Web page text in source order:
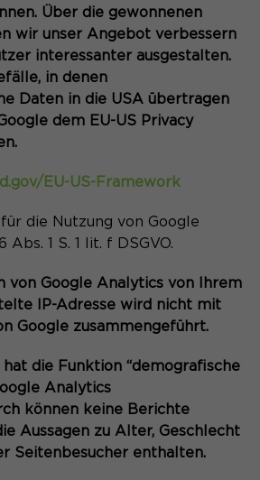
Über die gewonnenen
wir unser Angebot verbessern
interessanter ausgestalten.
in denen
Daten in die USA übertragen
dem EU-US Privacy
EU-US-Framework
die Nutzung von Google
1 S. 1 lit. f DSGVO.
von Google Analytics von Ihrem
IP-Adresse wird nicht mit
Google zusammengeführt.
die Funktion “demografische
Analytics
können keine Berichte
Aussagen zu Alter, Geschlecht
Seitenbesucher enthalten.